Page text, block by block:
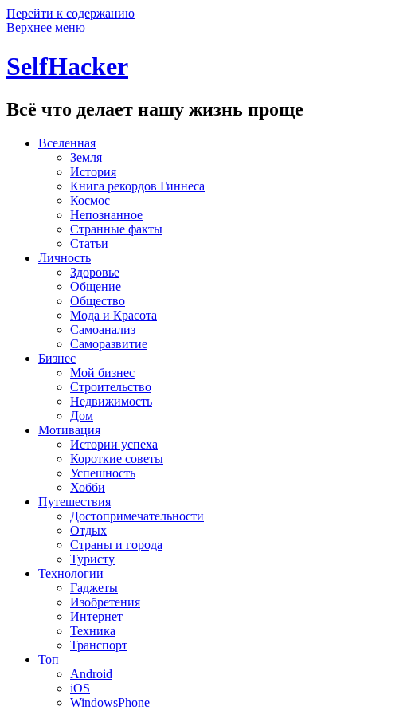
Перейти к содержанию
Верхнее меню
SelfHacker
Всё что делает нашу жизнь проще
Вселенная
Земля
История
Книга рекордов Гиннеса
Космос
Непознанное
Странные факты
Статьи
Личность
Здоровье
Общение
Общество
Мода и Красота
Самоанализ
Саморазвитие
Бизнес
Мой бизнес
Строительство
Недвижимость
Дом
Мотивация
Истории успеха
Короткие советы
Успешность
Хобби
Путешествия
Достопримечательности
Отдых
Страны и города
Туристу
Технологии
Гаджеты
Изобретения
Интернет
Техника
Транспорт
Топ
Android
iOS
WindowsPhone